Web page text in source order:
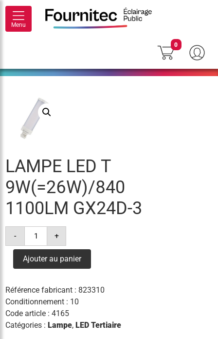
Menu
0
LAMPE LED T
9W(=26W)/840
1100LM GX24D-3
-
quantité
lampe
t
9w(=26w)/840
3
+
Ajouter au panier
Référence fabricant : 823310
Conditionnement : 10
Code article :4165
Catégories : Lampe, LED Tertiaire